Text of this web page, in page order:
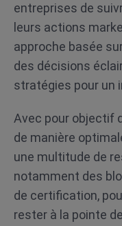
entreprises de
leurs actions
approche basée
des décisions
stratégies pour un
Avec pour objectif
de manière
une multitude de
notamment des
de certification,
rester à la pointe